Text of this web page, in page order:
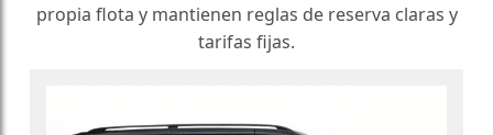
propia flota y mantienen reglas de reserva claras y
tarifas fijas.